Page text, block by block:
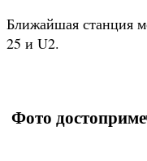
Ближайшая станция
25 и U2.
Фото